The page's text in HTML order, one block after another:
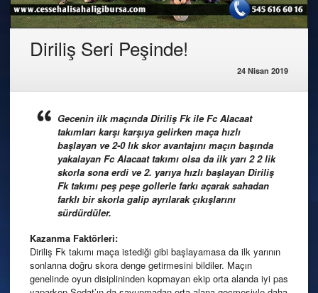
Diriliş Seri Peşinde!
24 Nisan 2019
Gecenin ilk maçında Diriliş Fk ile Fc Alacaat
takımları karşı karşıya gelirken maça hızlı
başlayan ve 2-0 lık skor avantajını maçın başında
yakalayan Fc Alacaat takımı olsa da ilk yarı 2 2 lik
skorla sona erdi ve 2. yarıya hızlı başlayan Diriliş
Fk takımı peş peşe gollerle farkı açarak sahadan
farklı bir skorla galip ayrılarak çıkışlarını
sürdürdüler.
Kazanma Faktörleri:
Diriliş Fk takımı maça istediği gibi başlayamasa da ilk yarının
sonlarına doğru skora denge getirmesini bildiler. Maçın
genelinde oyun disiplininden kopmayan ekip orta alanda iyi pas